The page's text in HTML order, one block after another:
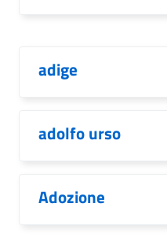
adige
adolfo urso
Adozione